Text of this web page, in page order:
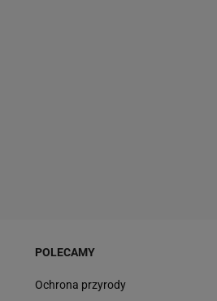
POLECAMY
Ochrona przyrody